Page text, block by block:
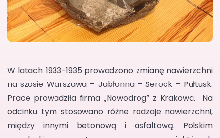
W latach 1933-1935 prowadzono zmianę nawierzchni
na szosie Warszawa – Jabłonna – Serock – Pułtusk.
Prace prowadziła firma „Nowodrog” z Krakowa. Na
odcinku tym stosowano różne rodzaje nawierzchni,
między innymi betonową i asfaltową. Polskim